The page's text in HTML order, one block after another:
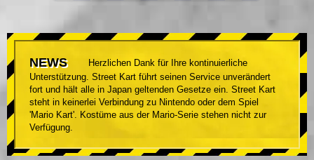
NEWS
Herzlichen Dank für Ihre kontinuierliche
Unterstützung. Street Kart führt seinen Service unverändert
fort und hält alle in Japan geltenden Gesetze ein. Street Kart
steht in keinerlei Verbindung zu Nintendo oder dem Spiel
'Mario Kart'. Kostüme aus der Mario-Serie stehen nicht zur
Verfügung.